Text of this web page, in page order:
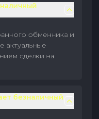
обменника и
актуальные
сделки на
безналичный